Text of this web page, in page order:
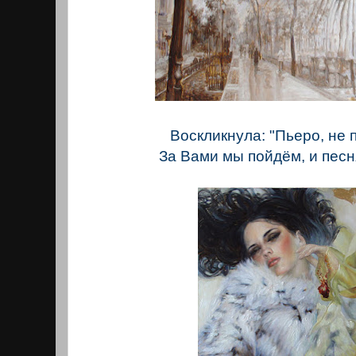
Воскликнула: "Пьеро, не
За Вами мы пойдём, и